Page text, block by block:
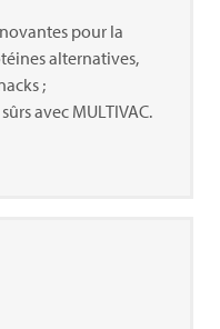
pour la
alternatives,
;
avec MULTIVAC.